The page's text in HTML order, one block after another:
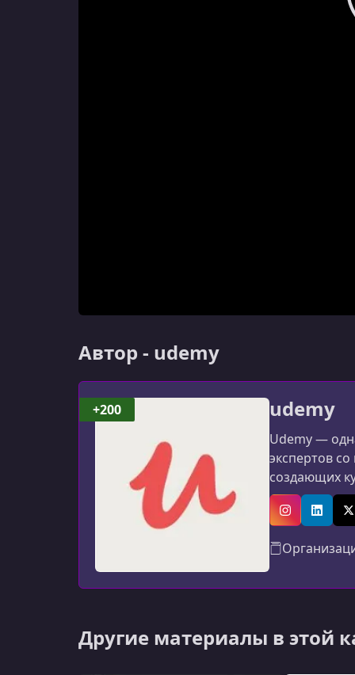
Автор - udemy
udemy
Udemy —
экспертов
создающих
авторов:
InstagramLinkedIn
+200
Другие материалы в этой